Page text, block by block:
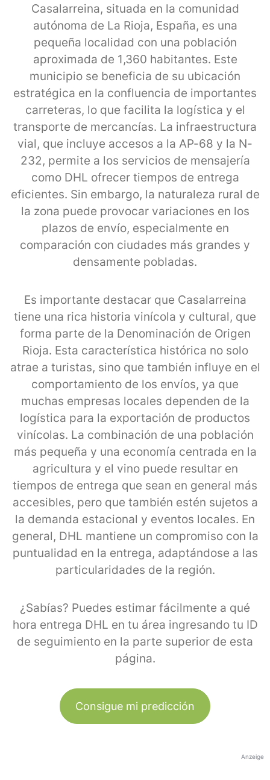
Casalarreina, situada en la comunidad
autónoma de La Rioja, España, es una
pequeña localidad con una población
aproximada de 1,360 habitantes. Este
municipio se beneficia de su ubicación
estratégica en la confluencia de importantes
carreteras, lo que facilita la logística y el
transporte de mercancías. La infraestructura
vial, que incluye accesos a la AP-68 y la N-
232, permite a los servicios de mensajería
como DHL ofrecer tiempos de entrega
eficientes. Sin embargo, la naturaleza rural de
la zona puede provocar variaciones en los
plazos de envío, especialmente en
comparación con ciudades más grandes y
densamente pobladas.
Es importante destacar que Casalarreina
tiene una rica historia vinícola y cultural, que
forma parte de la Denominación de Origen
Rioja. Esta característica histórica no solo
atrae a turistas, sino que también influye en el
comportamiento de los envíos, ya que
muchas empresas locales dependen de la
logística para la exportación de productos
vinícolas. La combinación de una población
más pequeña y una economía centrada en la
agricultura y el vino puede resultar en
tiempos de entrega que sean en general más
accesibles, pero que también estén sujetos a
la demanda estacional y eventos locales. En
general, DHL mantiene un compromiso con la
puntualidad en la entrega, adaptándose a las
particularidades de la región.
¿Sabías? Puedes estimar fácilmente a qué
hora entrega DHL en tu área ingresando tu ID
de seguimiento en la parte superior de esta
página.
Consigue mi predicción
Anzeige